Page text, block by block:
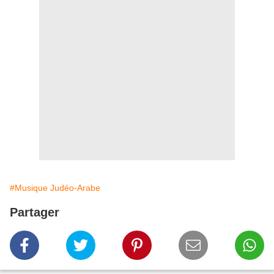
#Musique Judéo-Arabe
Partager